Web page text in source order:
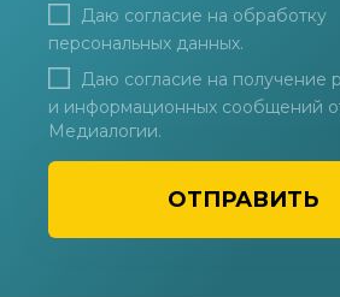
ОТПРАВИТЬ
Даю согласие на обработку
персональных данных.
Даю согласие на получение
и информационных сообщений
Медиалогии.